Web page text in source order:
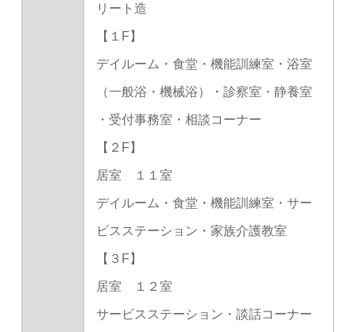
リート造
【１F】
デイルーム・食堂・機能訓練室・浴室
（一般浴・機械浴）・診察室・静養室
・受付事務室・相談コーナー
【２F】
居室 １１室
デイルーム・食堂・機能訓練室・サー
ビスステーション・家族介護教室
【３F】
居室 １２室
サービスステーション・談話コーナー